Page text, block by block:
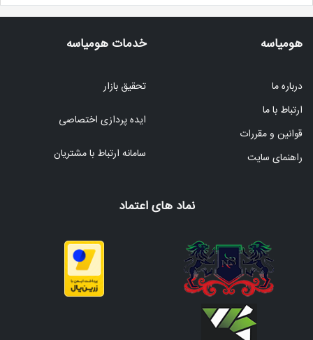
هومیاسه
درباره ما
ارتباط با ما
قوانین و مقررات
راهنمای سایت
خدمات هومیاسه
تحقیق بازار
ایده پردازی اختصاصی
سامانه ارتباط با مشتریان
نماد های اعتماد